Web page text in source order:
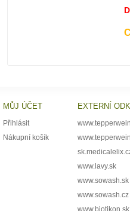
MŮJ ÚČET
Přihlásit
Nákupní košík
EXTERNÍ
www.lavy.sk
www.sowash.sk
www.sowash.cz
www.biotikon.sk